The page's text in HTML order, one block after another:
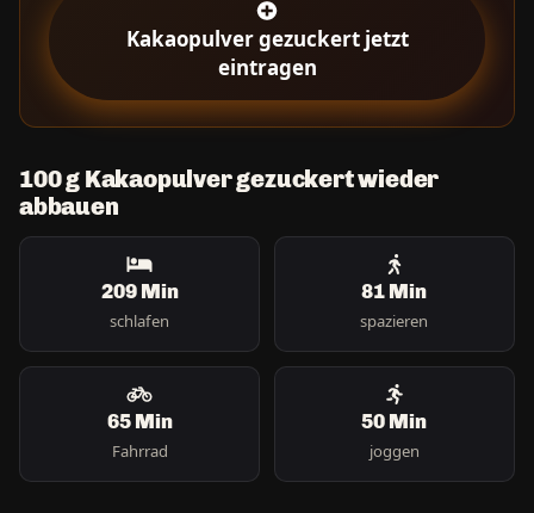
Kakaopulver gezuckert jetzt
eintragen
100 g Kakaopulver gezuckert wieder
abbauen
209 Min
schlafen
81 Min
spazieren
65 Min
Fahrrad
50 Min
joggen